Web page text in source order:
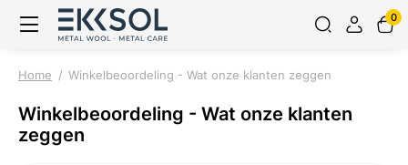
0
Home Winkelbeoordeling - Wat onze klanten zeggen
Winkelbeoordeling - Wat onze klanten
zeggen